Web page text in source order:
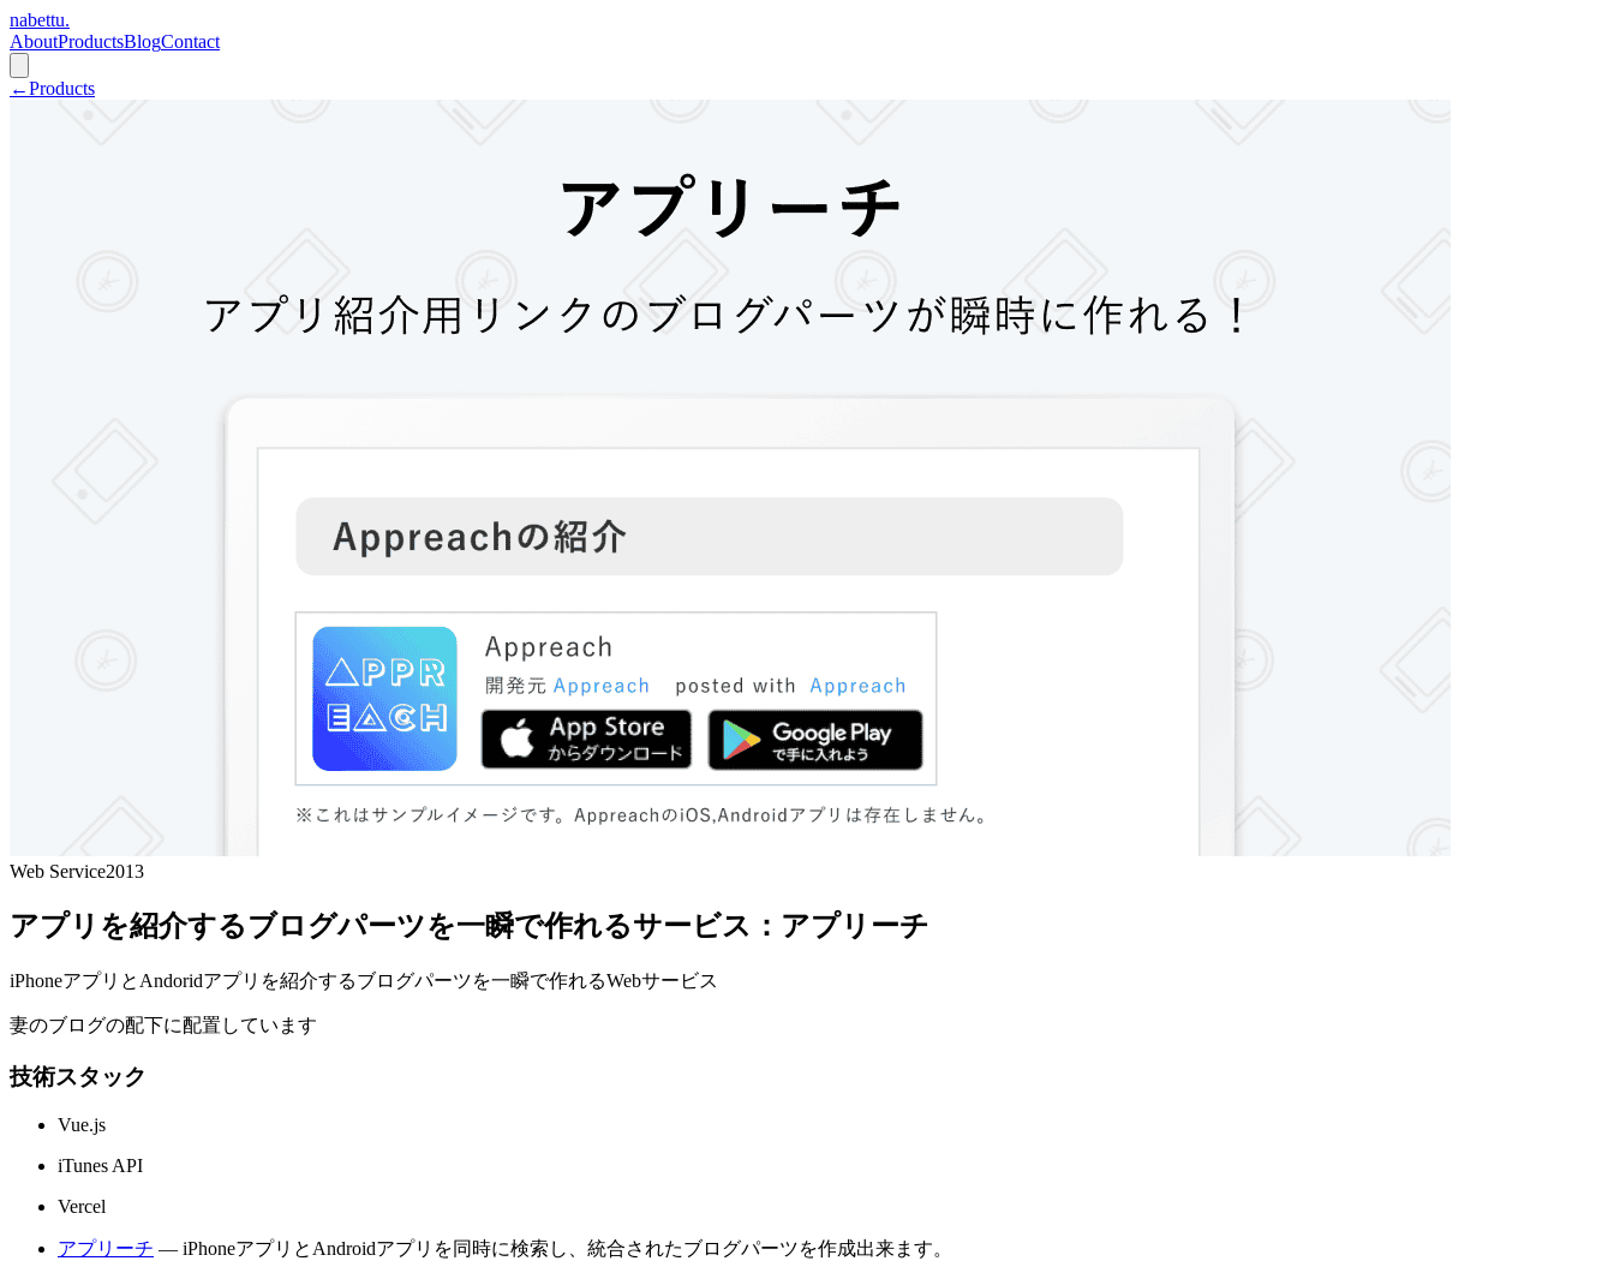
nabettu.
AboutProductsBlogContact
←Products
Web Service2013
アプリを紹介するブログパーツを一瞬で作れるサービス：アプリーチ
iPhoneアプリとAndoridアプリを紹介するブログパーツを一瞬で作れるWebサービス
妻のブログの配下に配置しています
技術スタック
Vue.js
iTunes API
Vercel
アプリーチ — iPhoneアプリとAndroidアプリを同時に検索し、統合されたブログパーツを作成出来ます。